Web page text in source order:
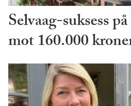
Selvaag-suksess
mot 160.000